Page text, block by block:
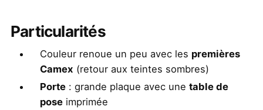
Particularités
Couleur renoue un peu avec les premières
Camex (retour aux teintes sombres)
Porte: grande plaque avec une table de
poseimprimée